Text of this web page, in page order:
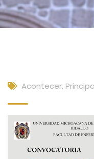
Acontecer,